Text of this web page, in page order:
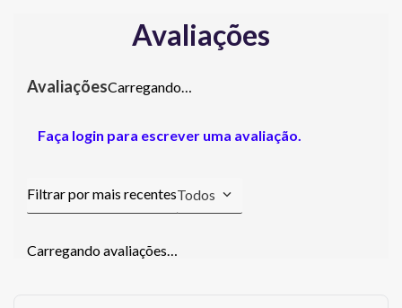
Avaliações
Carregando…
Faça login para escrever uma avaliação.
Todos
Carregando avaliações…